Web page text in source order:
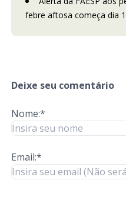
febre aftosa começa dia
Deixe seu comentário
Nome:*
Email:*